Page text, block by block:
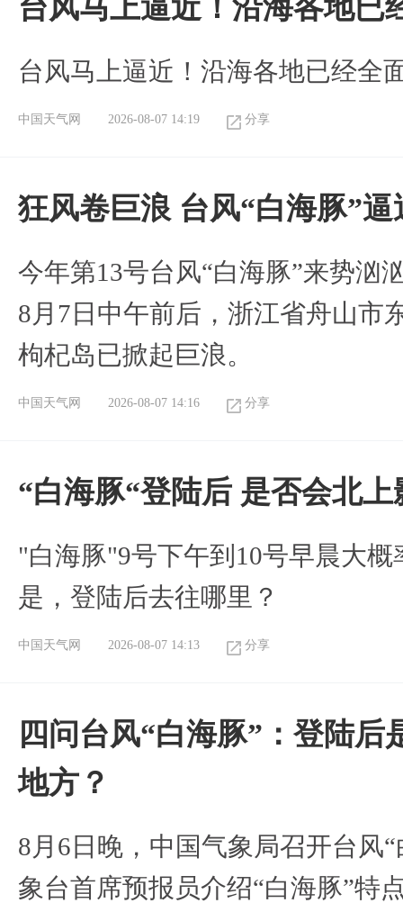
台风马上逼近！沿海各地已
台风马上逼近！沿海各地已经全
中国天气网 2026-08-07 14:19 分享
狂风卷巨浪 台风“白海豚”
今年第13号台风“白海豚”来势汹
8月7日中午前后，浙江省舟山市
枸杞岛已掀起巨浪。
中国天气网 2026-08-07 14:16 分享
“白海豚“登陆后 是否会北
"白海豚"9号下午到10号早晨大
是，登陆后去往哪里？
中国天气网 2026-08-07 14:13 分享
四问台风“白海豚”：登陆
地方？
8月6日晚，中国气象局召开台风
象台首席预报员介绍“白海豚”特